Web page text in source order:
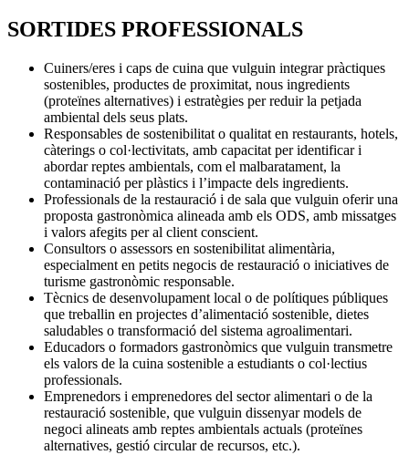
SORTIDES PROFESSIONALS
Cuiners/eres i caps de cuina que vulguin integrar pràctiques
sostenibles, productes de proximitat, nous ingredients
(proteïnes alternatives) i estratègies per reduir la petjada
ambiental dels seus plats.
Responsables de sostenibilitat o qualitat en restaurants, hotels,
càterings o col·lectivitats, amb capacitat per identificar i
abordar reptes ambientals, com el malbaratament, la
contaminació per plàstics i l’impacte dels ingredients.
Professionals de la restauració i de sala que vulguin oferir una
proposta gastronòmica alineada amb els ODS, amb missatges
i valors afegits per al client conscient.
Consultors o assessors en sostenibilitat alimentària,
especialment en petits negocis de restauració o iniciatives de
turisme gastronòmic responsable.
Tècnics de desenvolupament local o de polítiques públiques
que treballin en projectes d’alimentació sostenible, dietes
saludables o transformació del sistema agroalimentari.
Educadors o formadors gastronòmics que vulguin transmetre
els valors de la cuina sostenible a estudiants o col·lectius
professionals.
Emprenedors i emprenedores del sector alimentari o de la
restauració sostenible, que vulguin dissenyar models de
negoci alineats amb reptes ambientals actuals (proteïnes
alternatives, gestió circular de recursos, etc.).